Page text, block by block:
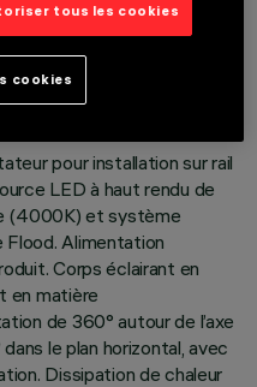
pour installation sur rail
LED à haut rendu de
(4000K) et système
Alimentation
Corps éclairant en
en matière
de 360° autour de l’axe
le plan horizontal, avec
Dissipation de chaleur
tous les cookies
cookies